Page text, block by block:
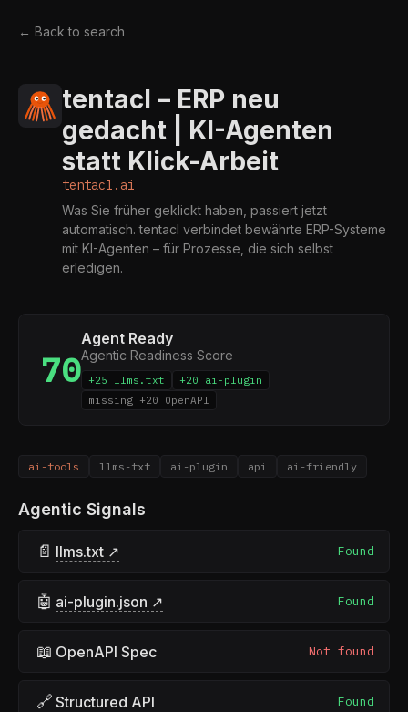
← Back to search
tentacl – ERP neu
gedacht | KI-Agenten
statt Klick-Arbeit
tentacl.ai
Was Sie früher geklickt haben, passiert jetzt
automatisch. tentacl verbindet bewährte ERP-Systeme
mit KI-Agenten – für Prozesse, die sich selbst
erledigen.
70
Agent Ready
Agentic Readiness Score
+25 llms.txt
+20 ai-plugin
missing +20 OpenAPI
ai-tools llms-txt ai-plugin api ai-friendly
Agentic Signals
📄 llms.txt ↗ Found
🤖 ai-plugin.json ↗ Found
📖 OpenAPI Spec Not found
🔗 Structured API Found